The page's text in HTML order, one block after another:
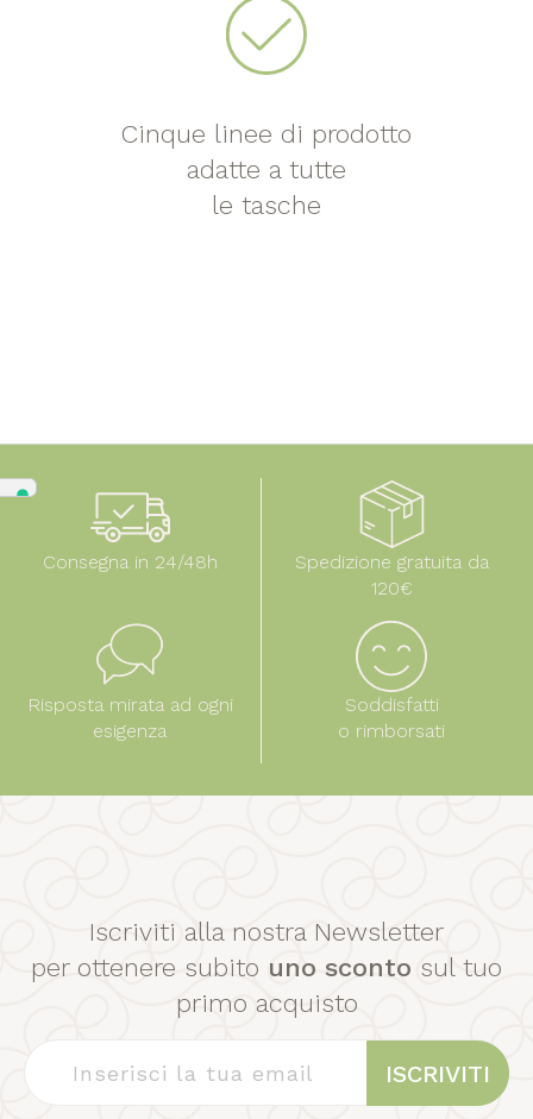
Cinque linee di prodotto
adatte a tutte
le tasche
Consegna in 24/48h
Spedizione gratuita da
120€
Risposta mirata ad ogni
esigenza
Soddisfatti
o rimborsati
Iscriviti alla nostra Newsletter
per ottenere subito uno sconto sul tuo
primo acquisto
ISCRIVITI